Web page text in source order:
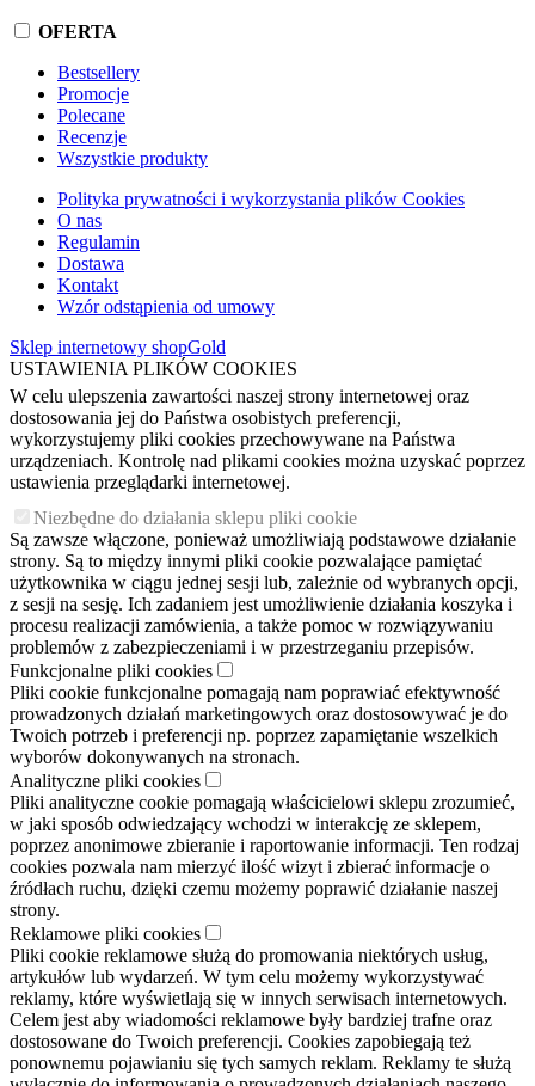
OFERTA
Bestsellery
Promocje
Polecane
Recenzje
Wszystkie produkty
Polityka prywatności i wykorzystania plików Cookies
O nas
Regulamin
Dostawa
Kontakt
Wzór odstąpienia od umowy
Sklep internetowy shopGold
USTAWIENIA PLIKÓW COOKIES
W celu ulepszenia zawartości naszej strony internetowej oraz
dostosowania jej do Państwa osobistych preferencji,
wykorzystujemy pliki cookies przechowywane na Państwa
urządzeniach. Kontrolę nad plikami cookies można uzyskać poprzez
ustawienia przeglądarki internetowej.
Niezbędne do działania sklepu pliki cookie
Są zawsze włączone, ponieważ umożliwiają podstawowe działanie
strony. Są to między innymi pliki cookie pozwalające pamiętać
użytkownika w ciągu jednej sesji lub, zależnie od wybranych opcji,
z sesji na sesję. Ich zadaniem jest umożliwienie działania koszyka i
procesu realizacji zamówienia, a także pomoc w rozwiązywaniu
problemów z zabezpieczeniami i w przestrzeganiu przepisów.
Funkcjonalne pliki cookies
Pliki cookie funkcjonalne pomagają nam poprawiać efektywność
prowadzonych działań marketingowych oraz dostosowywać je do
Twoich potrzeb i preferencji np. poprzez zapamiętanie wszelkich
wyborów dokonywanych na stronach.
Analityczne pliki cookies
Pliki analityczne cookie pomagają właścicielowi sklepu zrozumieć,
w jaki sposób odwiedzający wchodzi w interakcję ze sklepem,
poprzez anonimowe zbieranie i raportowanie informacji. Ten rodzaj
cookies pozwala nam mierzyć ilość wizyt i zbierać informacje o
źródłach ruchu, dzięki czemu możemy poprawić działanie naszej
strony.
Reklamowe pliki cookies
Pliki cookie reklamowe służą do promowania niektórych usług,
artykułów lub wydarzeń. W tym celu możemy wykorzystywać
reklamy, które wyświetlają się w innych serwisach internetowych.
Celem jest aby wiadomości reklamowe były bardziej trafne oraz
dostosowane do Twoich preferencji. Cookies zapobiegają też
ponownemu pojawianiu się tych samych reklam. Reklamy te służą